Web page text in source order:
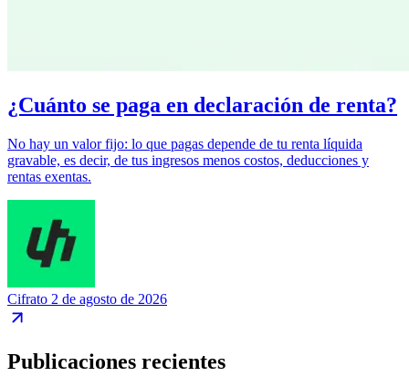
¿Cuánto se paga en declaración de renta?
No hay un valor fijo: lo que pagas depende de tu renta líquida
gravable, es decir, de tus ingresos menos costos, deducciones y
rentas exentas.
Cifrato 2 de agosto de 2026
Publicaciones recientes